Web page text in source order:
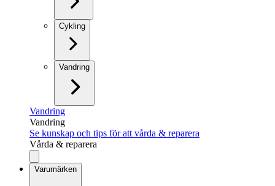
Cykling
Vandring
Vandring
Vandring
Se kunskap och tips för att vårda & reparera
Vårda & reparera
Varumärken